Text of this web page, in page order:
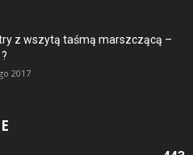
z wszytą taśmą marszczącą –
2017